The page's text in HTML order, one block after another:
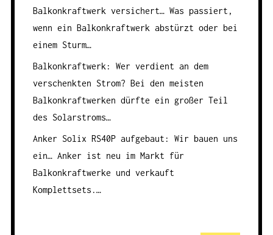
Balkonkraftwerk versichert…Was passiert,
wenn ein Balkonkraftwerk abstürzt oder bei
einem Sturm…
Balkonkraftwerk: Wer verdient an dem
verschenkten Strom? Bei den meisten
Balkonkraftwerken dürfte ein großer Teil
des Solarstroms…
Anker Solix RS40P aufgebaut: Wir bauen uns
ein…Anker ist neu im Markt für
Balkonkraftwerke und verkauft
Komplettsets.…